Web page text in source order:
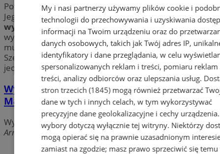
Potrzebujesz jednorazowo specjalistycznego sprzętu?
Jego kupno jest dla Ciebie nieopłacalne? Znajdź
wypożyczalnie
w mieście Chorzów. Skorzystaj z
wynajmu m.in. sprzętu rehabilitacyjnego,
multimedialnego, sprzętu budowlanego i wiele więcej.
Szeroka ofertawypożyczalniw Chorzowie dostępna w
jednym miejscu – sprawdź!
Wypożyczalnia strojów karnawałowych
Maciuś
Wypożyczalnie
Armii Krajowej, 41-506 Chorzów
Dodaj firmę
My i nasi partnerzy używamy plików cookie i
technologii do przechowywania i uzyskiwania
informacji na Twoim urządzeniu oraz do
danych osobowych, takich jak Twój adres IP,
identyfikatory i dane przeglądania, w celu
spersonalizowanych reklam i treści, pomiaru reklam
treści, analizy odbiorców oraz ulepszania usług.
stron trzecich (1845)mogą również przetwarzać
dane w tych i innych celach, w tym wykorzystywać
precyzyjne dane geolokalizacyjne i cechy
wybory dotyczą wyłącznie tej witryny. Niektórzy
mogą opierać się na prawnie uzasadnionym
zamiast na zgodzie; masz prawo sprzeciwić się temu